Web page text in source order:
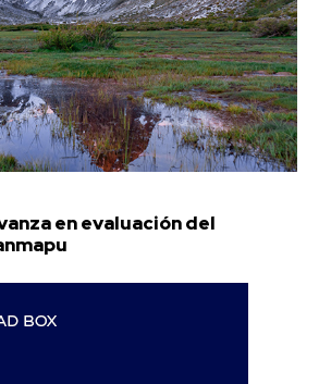
en evaluación del